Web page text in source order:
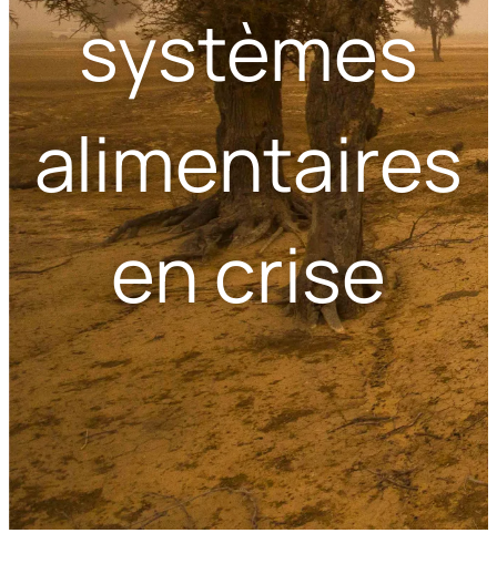
systèmes
alimentaires
en crise